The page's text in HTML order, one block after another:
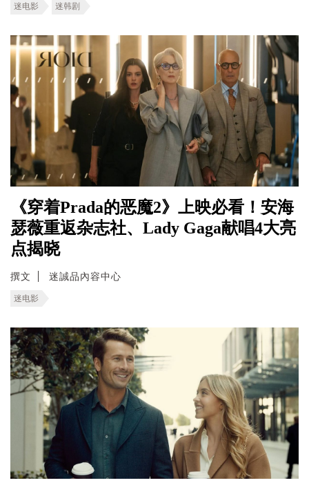
迷电影 迷韩剧
《穿着Prada的恶魔2》上映必看！安海
瑟薇重返杂志社、Lady Gaga献唱4大亮
点揭晓
撰文 迷誠品內容中心
迷电影